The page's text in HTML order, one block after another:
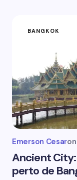
BANGKOK
Emerson Cesaron
Ancient City:
perto de